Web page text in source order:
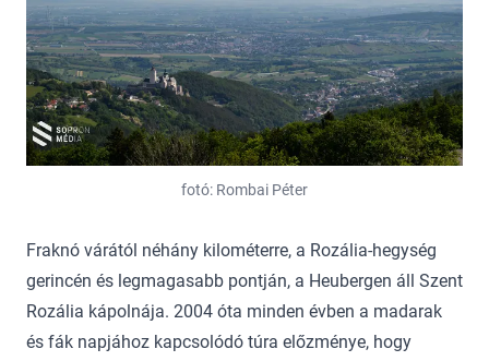
fotó: Rombai Péter
Fraknó várától néhány kilométerre, a Rozália-hegység
gerincén és legmagasabb pontján, a Heubergen áll Szent
Rozália kápolnája. 2004 óta minden évben a madarak
és fák napjához kapcsolódó túra előzménye, hogy